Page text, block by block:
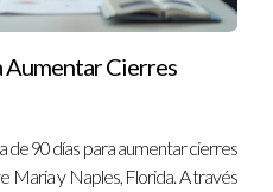
tus inversiones
Aumentar Cierres
de 90 días para aumentar cierres
Maria y Naples, Florida. A través